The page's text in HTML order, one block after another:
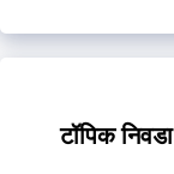
टॉपिक निवडा